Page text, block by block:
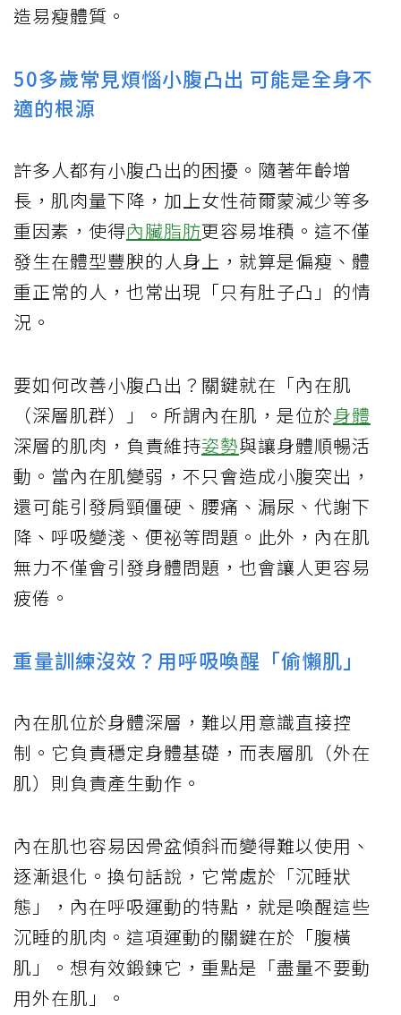
造易瘦體質。
50多歲常見煩惱小腹凸出 可能是全身不
適的根源
許多人都有小腹凸出的困擾。隨著年齡增
長，肌肉量下降，加上女性荷爾蒙減少等多
重因素，使得內臟脂肪更容易堆積。這不僅
發生在體型豐腴的人身上，就算是偏瘦、體
重正常的人，也常出現「只有肚子凸」的情
況。
要如何改善小腹凸出？關鍵就在「內在肌
（深層肌群）」。所謂內在肌，是位於身體
深層的肌肉，負責維持姿勢與讓身體順暢活
動。當內在肌變弱，不只會造成小腹突出，
還可能引發肩頸僵硬、腰痛、漏尿、代謝下
降、呼吸變淺、便祕等問題。此外，內在肌
無力不僅會引發身體問題，也會讓人更容易
疲倦。
重量訓練沒效？用呼吸喚醒「偷懶肌」
內在肌位於身體深層，難以用意識直接控
制。它負責穩定身體基礎，而表層肌（外在
肌）則負責產生動作。
內在肌也容易因骨盆傾斜而變得難以使用、
逐漸退化。換句話說，它常處於「沉睡狀
態」，內在呼吸運動的特點，就是喚醒這些
沉睡的肌肉。這項運動的關鍵在於「腹橫
肌」。想有效鍛鍊它，重點是「盡量不要動
用外在肌」。